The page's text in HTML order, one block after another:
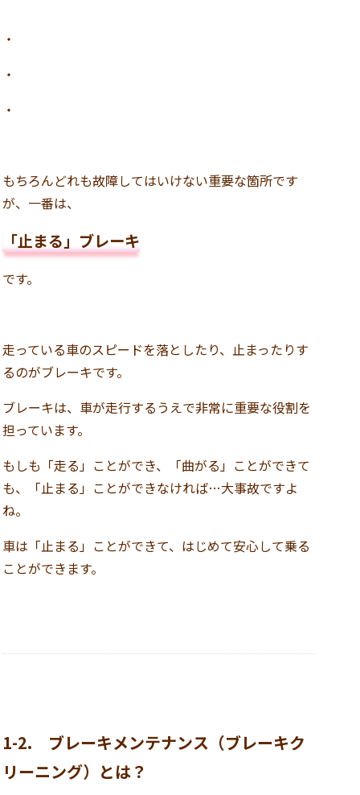
・
・
・
もちろんどれも故障してはいけない重要な箇所です
が、一番は、
「止まる」ブレーキ
です。
走っている車のスピードを落としたり、止まったりす
るのがブレーキです。
ブレーキは、車が走行するうえで非常に重要な役割を
担っています。
もしも「走る」ことができ、「曲がる」ことができて
も、「止まる」ことができなければ…大事故ですよ
ね。
車は「止まる」ことができて、はじめて安心して乗る
ことができます。
1-2. ブレーキメンテナンス（ブレーキク
リーニング）とは？